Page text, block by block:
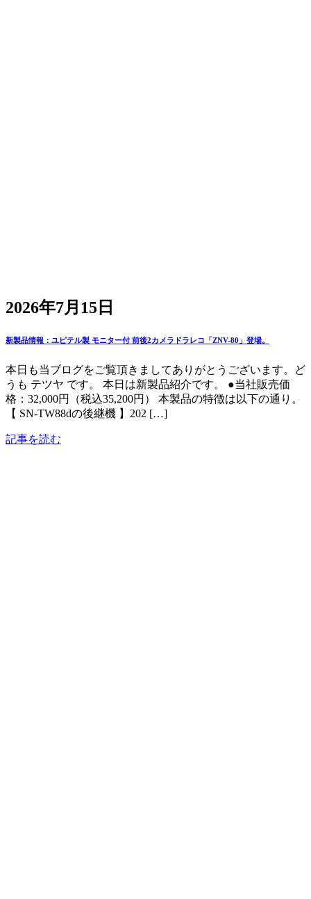
2026年7月15日
新製品情報：ユピテル製 モニター付 前後2カメラドラレコ「ZNV-80」登場。
本日も当ブログをご覧頂きましてありがとうございます。ど
うも テツヤ です。 本日は新製品紹介です。 ●当社販売価
格：32,000円（税込35,200円） 本製品の特徴は以下の通り。
【 SN-TW88dの後継機 】202 […]
記事を読む